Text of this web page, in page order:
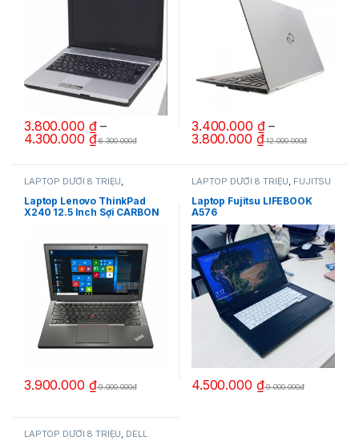
3.800.000 ₫–
4.300.000 ₫6.300.000đ
Sản phẩm này có nhiều biến thể. Các tùy chọn có thể được chọn
3.400.000 ₫–
3.800.000 ₫12.000.000đ
Sản phẩm này có nhiều biến
LAPTOP DƯỚI 8 TRIỆU
Laptop Lenovo ThinkPad
X240 12.5 Inch Sợi CARBON
3.900.000 ₫9.000.000đ
LAPTOP DƯỚI 8 TRIỆU FUJITSU
Laptop Fujitsu LIFEBOOK
A576
4.500.000 ₫9.000.000đ
LAPTOP DƯỚI 8 TRIỆU, DELL